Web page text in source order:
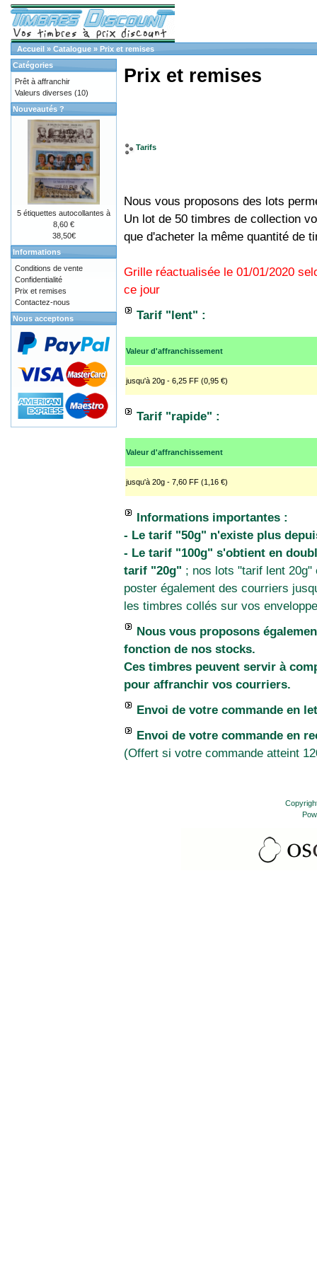
Accueil » Catalogue » Prix et remises
Prix et remises
Tarifs
Nous vous proposons des lots
Un lot de 50 timbres de collection
que d'acheter la même quantité de
Grille réactualisée le 01/01/2020
ce jour
Tarif "lent" :
Valeur d'affranchissement
jusqu'à 20g - 6,25 FF (0,95 €)
Tarif "rapide" :
Valeur d'affranchissement
jusqu'à 20g - 7,60 FF (1,16 €)
Informations importantes :
- Le tarif "50g" n'existe plus
- Le tarif "100g" s'obtient en
tarif "20g" ; nos lots "tarif lent 20g"
poster également des courriers
les timbres collés sur vos
Nous vous proposons
fonction de nos stocks.
Ces timbres peuvent servir à
pour affranchir vos courriers.
Envoi de votre commande en
Envoi de votre commande en
(Offert si votre commande atteint
Catégories
Prêt à affranchir
Valeurs diverses (10)
Nouveautés ?
5 étiquettes autocollantes à
8,60 €
38,50€
Informations
Conditions de vente
Confidentialité
Prix et remises
Contactez-nous
Nous acceptons